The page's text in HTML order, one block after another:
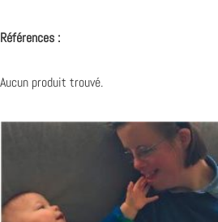
Références :
Aucun produit trouvé.